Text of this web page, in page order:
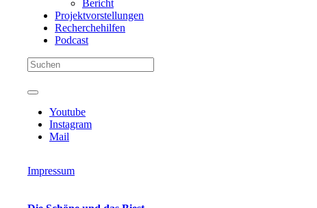
Bericht
Projektvorstellungen
Recherchehilfen
Podcast
Youtube
Instagram
Mail
Impressum